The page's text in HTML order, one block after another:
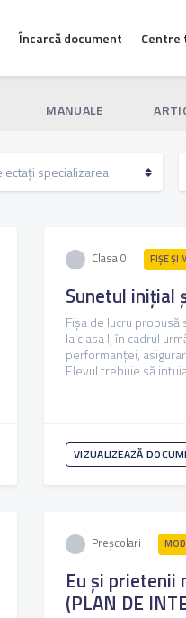
Încarcă document Centre
MANUALE
Clasa 0 FIŞE ŞI
Sunetul inițial
Fișa de lucru
la clasa I, în cadrul
performanței,
Elevul trebuie să
VIZUALIZEAZĂ
Preșcolari
Eu și prietenii
(PLAN DE